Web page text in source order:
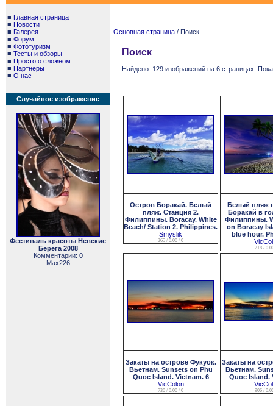
■ Главная страница
■ Новости
■ Галерея
■ Форум
■ Фототуризм
■ Тесты и обзоры
■ Просто о сложном
■ Партнеры
■ О нас
Случайное изображение
Фестиваль красоты Невские
Берега 2008
Комментарии: 0
Max226
Основная страница / Поиск
Поиск
Найдено: 129 изображений на 6 страницах.
Остров Боракай. Белый
пляж. Станция 2.
Филиппины. Boracay. White
Beach/ Station 2. Philippines.
Smyslik
265 / 0.00 / 0
Белый пляж
Боракай в
Филиппины.
on Boracay
blue hour.
218 /
Закаты на острове Фукуок.
Вьетнам. Sunsets on Phu
Quoc Island. Vietnam. 6
VicColon
730 / 0.00 / 0
Закаты на
Вьетнам.
Quoc Island.
906 /